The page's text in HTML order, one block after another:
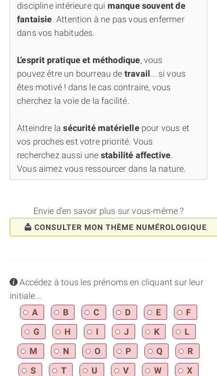
discipline intérieure qui manque souvent de
fantaisie. Attention à ne pas vous enfermer
dans vos habitudes.
L'esprit pratique et méthodique, vous
pouvez être un bourreau de travail... si vous
êtes motivé ! dans le cas contraire, vous
cherchez la voie de la facilité.
Atteindre lasécurité matérielle pour vous et
vos proches est votre priorité. Vous
recherchez aussi une stabilité affective.
Vous aimez vous ressourcer dans la nature.
Envie d'en savoir plus sur vous-même ?
CONSULTER MON THÈME NUMÉROLOGIQUE
infoAccédez à tous les prénoms en cliquant sur leur
initiale...
A
B C D E
F
G
H I J K
L
M
N O P Q
R
S
T U V W
X